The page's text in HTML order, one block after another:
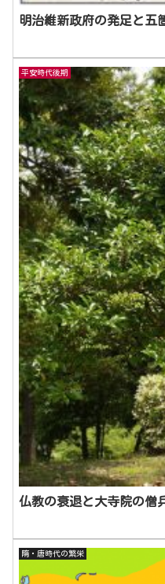
明治維新政府の発足と五
平安時代後期
仏教の衰退と大寺院の僧
隋・唐時代の繁栄